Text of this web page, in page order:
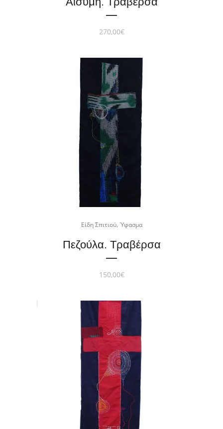
270,00€
Είδη Σπιτιού, Ύφασμα
Πεζούλα. Τραβέρσα
150,00€